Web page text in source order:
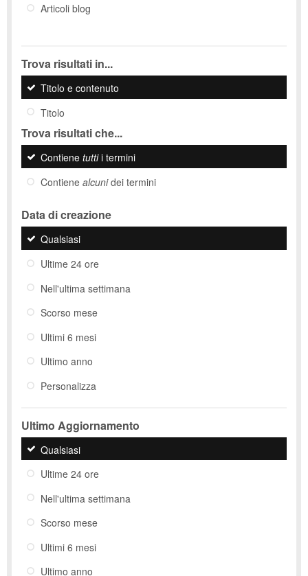
Articoli blog
Trova risultati in...
Titolo e contenuto
Titolo
Trova risultati che...
Contiene tuttii termini
Contiene alcunidei termini
Data di creazione
Qualsiasi
Ultime 24 ore
Nell'ultima settimana
Scorso mese
Ultimi 6 mesi
Ultimo anno
Personalizza
Ultimo Aggiornamento
Qualsiasi
Ultime 24 ore
Nell'ultima settimana
Scorso mese
Ultimi 6 mesi
Ultimo anno